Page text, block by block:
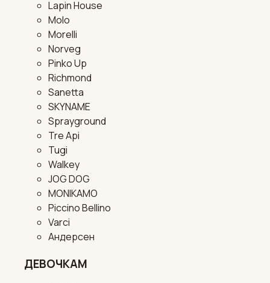
Lapin House
Molo
Morelli
Norveg
Pinko Up
Richmond
Sanetta
SKYNAME
Sprayground
Tre Api
Tugi
Walkey
JOG DOG
MONIKAMO
Piccino Bellino
Varci
Андерсен
ДЕВОЧКАМ